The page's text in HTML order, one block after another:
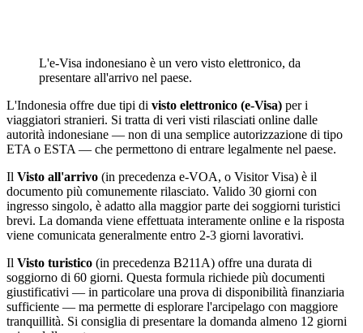
L'e-Visa indonesiano è un vero visto elettronico, da
presentare all'arrivo nel paese.
L'Indonesia offre due tipi di visto elettronico (e-Visa) per i
viaggiatori stranieri. Si tratta di veri visti rilasciati online dalle
autorità indonesiane — non di una semplice autorizzazione di tipo
ETA o ESTA — che permettono di entrare legalmente nel paese.
Il Visto all'arrivo (in precedenza e-VOA, o Visitor Visa) è il
documento più comunemente rilasciato. Valido 30 giorni con
ingresso singolo, è adatto alla maggior parte dei soggiorni turistici
brevi. La domanda viene effettuata interamente online e la risposta
viene comunicata generalmente entro 2-3 giorni lavorativi.
Il Visto turistico (in precedenza B211A) offre una durata di
soggiorno di 60 giorni. Questa formula richiede più documenti
giustificativi — in particolare una prova di disponibilità finanziaria
sufficiente — ma permette di esplorare l'arcipelago con maggiore
tranquillità. Si consiglia di presentare la domanda almeno 12 giorni